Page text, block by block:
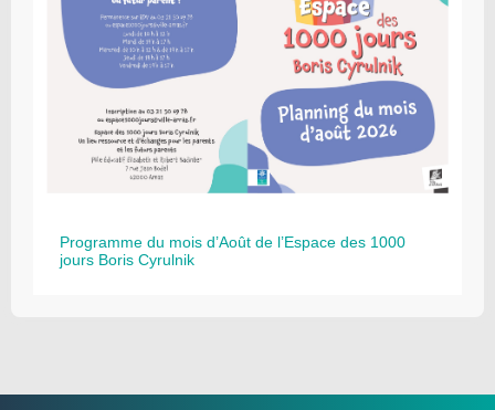
Programme du mois d’Août de l’Espace des 1000
jours Boris Cyrulnik